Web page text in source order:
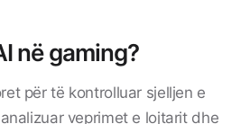
në gaming?
për të kontrolluar sjelljen e
veprimet e lojtarit dhe